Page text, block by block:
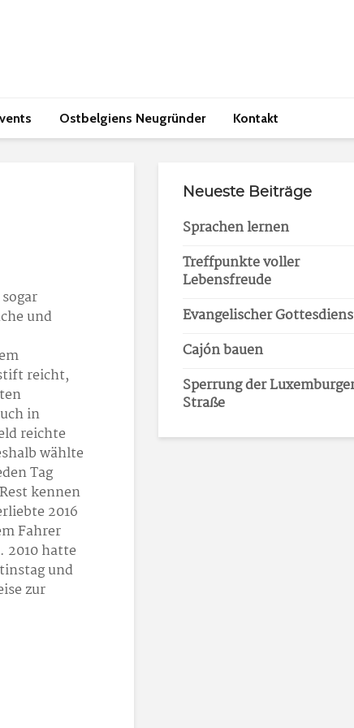
Ostbelgiens Neugründer Kontakt
und
reicht,
in
reichte
wählte
Tag
kennen
2016
Fahrer
2010 hatte
und
zur
Neueste Beiträge
Sprachen lernen
Treffpunkte voller
Lebensfreude
Evangelischer
Cajón bauen
Sperrung der
Straße